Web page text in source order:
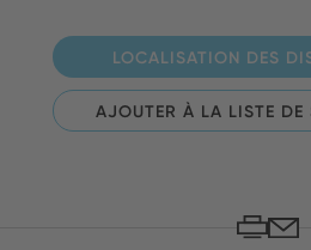
LOCALISATION DES
AJOUTER À LA LISTE DE